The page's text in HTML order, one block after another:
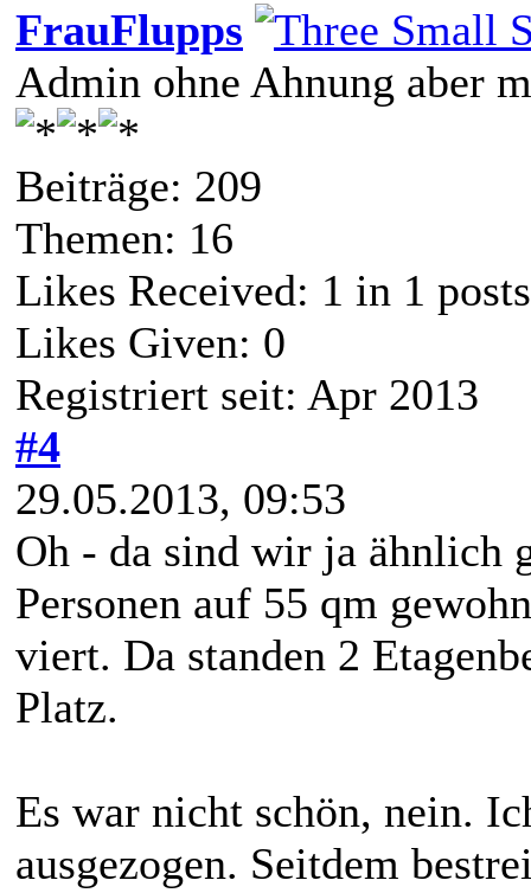
FrauFlupps
Admin ohne Ahnung aber
Beiträge: 209
Themen: 16
Likes Received: 1 in 1 posts
Likes Given: 0
Registriert seit: Apr 2013
#4
29.05.2013, 09:53
Oh - da sind wir ja ähnlich
Personen auf 55 qm
viert. Da standen 2
Platz.
Es war nicht schön, nein.
ausgezogen. Seitdem